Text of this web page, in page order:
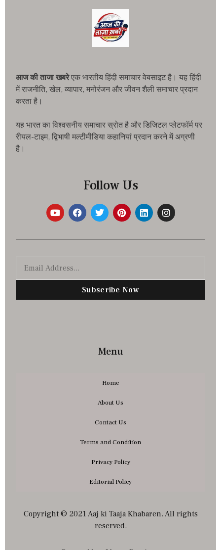
आज की ताजा खबरेएक भारतीय हिंदी समाचार वेबसाइट है। यह हिंदी
में राजनीति, खेल, व्यापार, मनोरंजन और जीवन शैली समाचार प्रदान
करता है।
यह भारत का विश्वसनीय समाचार स्रोत है और डिजिटल प्लेटफॉर्म पर
रीयल-टाइम, द्विभाषी मल्टीमीडिया कहानियां प्रदान करने में अग्रणी
है।
Follow Us
Subscribe Now
Menu
Home
About Us
Contact Us
Terms and Condition
Privacy Policy
Editorial Policy
Copyright © 2021 Aaj ki Taaja Khabaren. All rights
reserved.